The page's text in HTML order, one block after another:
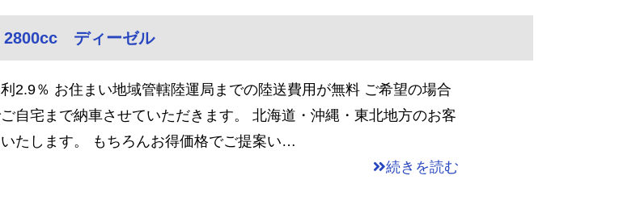
ディーゼル
2.9％ お住まい地域管轄陸運局までの陸送費用が無料 ご希望の場合
自宅まで納車させていただきます。 北海道・沖縄・東北地方のお客
たします。 もちろんお得価格でご提案い…
続きを読む